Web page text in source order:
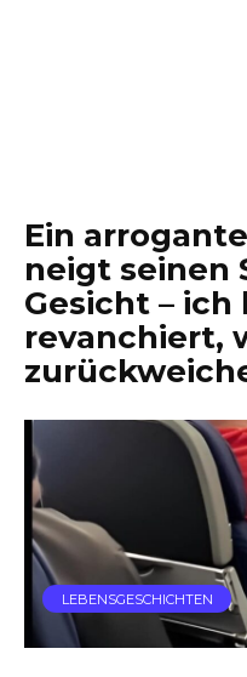
Ein
neigt seinen
Gesicht –
revanchiert,
LEBENSGESCHICHTEN